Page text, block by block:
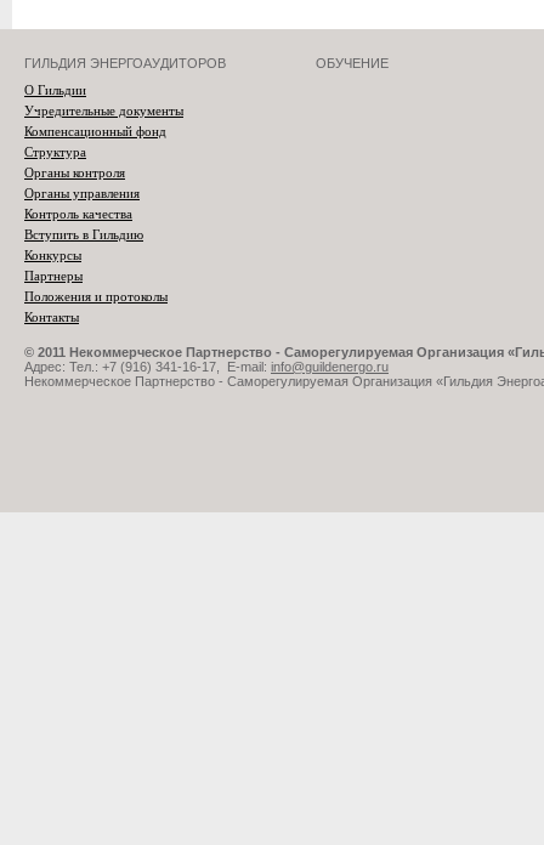
ГИЛЬДИЯ ЭНЕРГОАУДИТОРОВ
О Гильдии
Учредительные документы
Компенсационный фонд
Структура
Органы контроля
Органы управления
Контроль качества
Вступить в Гильдию
Конкурсы
Партнеры
Положения и протоколы
Контакты
ОБУЧЕНИЕ
© 2011 Некоммерческое Партнерство - Саморегулируемая Организация
Адрес: Тел.: +7 (916) 341-16-17, E-mail: info@guildenergo.ru
Некоммерческое Партнерство - Саморегулируемая Организация «Гильдия